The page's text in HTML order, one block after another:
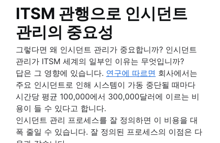
최고의 온보딩 소프트웨어 9가지
직원 경험 플랫폼
온보딩 워크플로
직원 온보딩 체크리스트
IT 제공 서비스
HR 헬프 데스크 소프트웨어
HR 서비스 센터
HR 케이스 관리
변경 관리 도구
HR 자동화
HR 프로세스 개선
ITIL 서비스 전환
지속적인 서비스 개선
IT 인프라 관리
네트워크 인프라
IT 운영 관리
개요
시스템 업그레이드
서비스 매핑
애플리케이션 종속성 매핑
IT 인프라
IT Governance
ITSM 관행으로 인시던트
관리의 중요성
그렇다면 왜 인시던트 관리가 중요합니까? 인시던트
관리가 ITSM 세계의 일부인 이유는 무엇입니까?
답은 그 영향에 있습니다. 연구에 따르면 회사에서는
주요 인시던트로 인해 시스템이 가동 중단될 때마다
시간당 평균 100,000에서 300,000달러에 이르는 비
용이 들 수 있다고 합니다.
인시던트 관리 프로세스를 잘 정의하면 이 비용을 대
폭 줄일 수 있습니다. 잘 정의된 프로세스의 이점은 다